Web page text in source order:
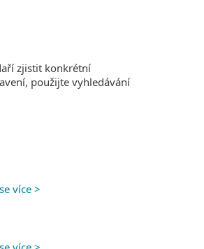
zjistit konkrétní
použijte vyhledávání
více >